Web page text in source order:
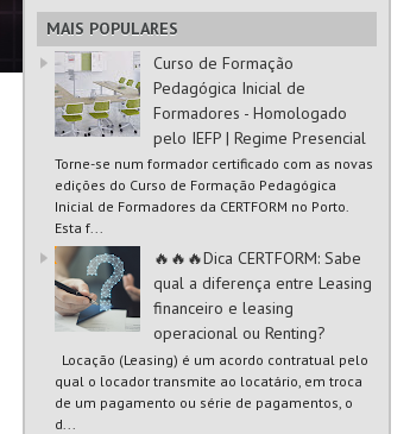
MAIS POPULARES
Curso de Formação
Pedagógica Inicial de
Formadores - Homologado
pelo IEFP | Regime Presencial
Torne-se num formador certificado com as novas
edições do Curso de Formação Pedagógica
Inicial de Formadores da CERTFORM no Porto.
Esta f...
🔥🔥🔥Dica CERTFORM: Sabe
qual a diferença entre Leasing
financeiro e leasing
operacional ou Renting?
Locação (Leasing) é um acordo contratual pelo
qual o locador transmite ao locatário, em troca
de um pagamento ou série de pagamentos, o
d...